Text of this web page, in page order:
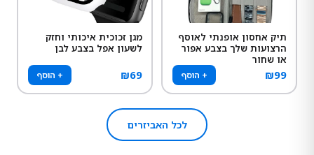
תיק אחסון אופנתי לאוסף
הרצועות שלך בצבע אפור
או שחור
₪99 + הוסף
מגן זכוכית איכותי וחזק
לשעון אפל בצבע לבן
₪69 + הוסף
לכל האביזרים